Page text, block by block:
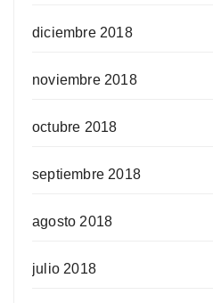
diciembre 2018
noviembre 2018
octubre 2018
septiembre 2018
agosto 2018
julio 2018